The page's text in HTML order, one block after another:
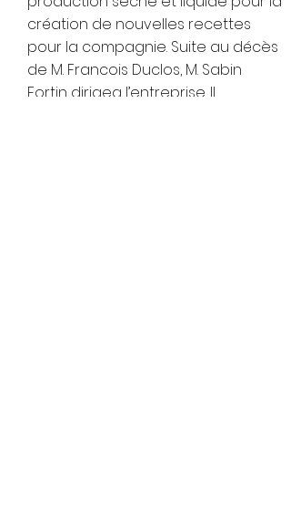
création de nouvelles recettes
pour la compagnie. Suite au décès
de M. Francois Duclos, M. Sabin
Fortin dirigea l’entreprise. Il